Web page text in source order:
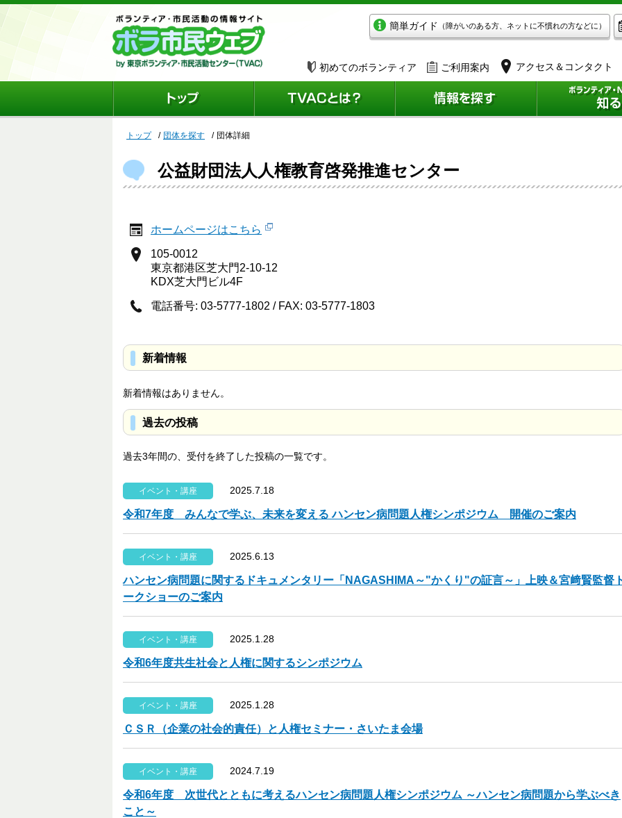
簡単ガイド （障がいのある方、ネットに不慣れの方などに）
初めてのボランティア ご利用案内 アクセス＆コンタクト
トップ 団体を探す 団体詳細
公益財団法人人権教育啓発推進センター
ホームページはこちら
105-0012
東京都港区芝大門2-10-12
KDX芝大門ビル4F
電話番号: 03-5777-1802 / FAX: 03-5777-1803
新着情報
新着情報はありません。
過去の投稿
過去3年間の、受付を終了した投稿の一覧です。
イベント・講座 2025.7.18
令和7年度 みんなで学ぶ、未来を変える ハンセン病問題人権シンポジウム 開催のご案内
イベント・講座 2025.6.13
ハンセン病問題に関するドキュメンタリー「NAGASHIMA～"かくり"の証言～」上映＆宮﨑賢監督
ークショーのご案内
イベント・講座 2025.1.28
令和6年度共生社会と人権に関するシンポジウム
イベント・講座 2025.1.28
ＣＳＲ（企業の社会的責任）と人権セミナー・さいたま会場
イベント・講座 2024.7.19
令和6年度 次世代とともに考えるハンセン病問題人権シンポジウム ～ハンセン病問題から学ぶべき
こと～